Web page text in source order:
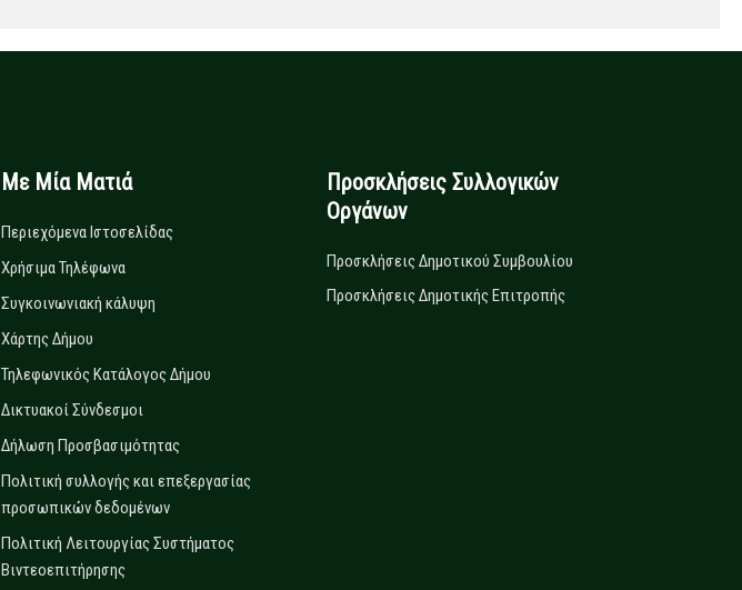
Με Μία Ματιά
Περιεχόμενα Ιστοσελίδας
Χρήσιμα Τηλέφωνα
Συγκοινωνιακή κάλυψη
Χάρτης Δήμου
Τηλεφωνικός Κατάλογος Δήμου
Δικτυακοί Σύνδεσμοι
Δήλωση Προσβασιμότητας
Πολιτική συλλογής και επεξεργασίας
προσωπικών δεδομένων
Πολιτική Λειτουργίας Συστήματος
Βιντεοεπιτήρησης
Προσκλήσεις Συλλογικών
Οργάνων
Προσκλήσεις Δημοτικού Συμβουλίου
Προσκλήσεις Δημοτικής Επιτροπής